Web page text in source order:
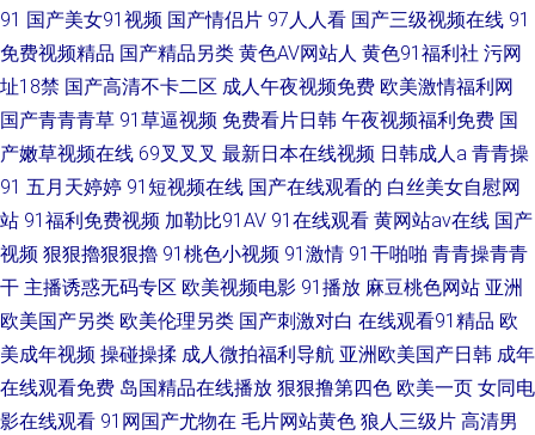
91 国产美女91视频 国产情侣片 97人人看 国产三级视频在线 91
免费视频精品 国产精品另类 黄色AV网站人 黄色91福利社 污网
址18禁 国产高清不卡二区 成人午夜视频免费 欧美激情福利网
国产青青青草 91草逼视频 免费看片日韩 午夜视频福利免费 国
产嫩草视频在线 69叉叉叉 最新日本在线视频 日韩成人a 青青操
91 五月天婷婷 91短视频在线 国产在线观看的 白丝美女自慰网
站 91福利免费视频 加勒比91AV 91在线观看 黄网站av在线 国产
视频 狠狠擼狠狠擼 91桃色小视频 91激情 91干啪啪 青青操青青
干 主播诱惑无码专区 欧美视频电影 91播放 麻豆桃色网站 亚洲
欧美国产另类 欧美伦理另类 国产刺激对白 在线观看91精品 欧
美成年视频 操碰操揉 成人微拍福利导航 亚洲欧美国产日韩 成年
在线观看免费 岛国精品在线播放 狠狠撸第四色 欧美一页 女同电
影在线观看 91网国产尤物在 毛片网站黄色 狼人三级片 高清男